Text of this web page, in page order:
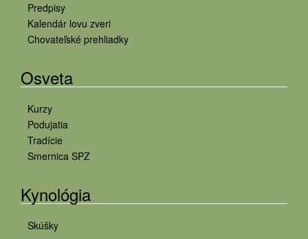
Predpisy
Kalendár lovu zveri
Chovateľské prehliadky
Osveta
Kurzy
Podujatia
Tradície
Smernica SPZ
Kynológia
Skúšky